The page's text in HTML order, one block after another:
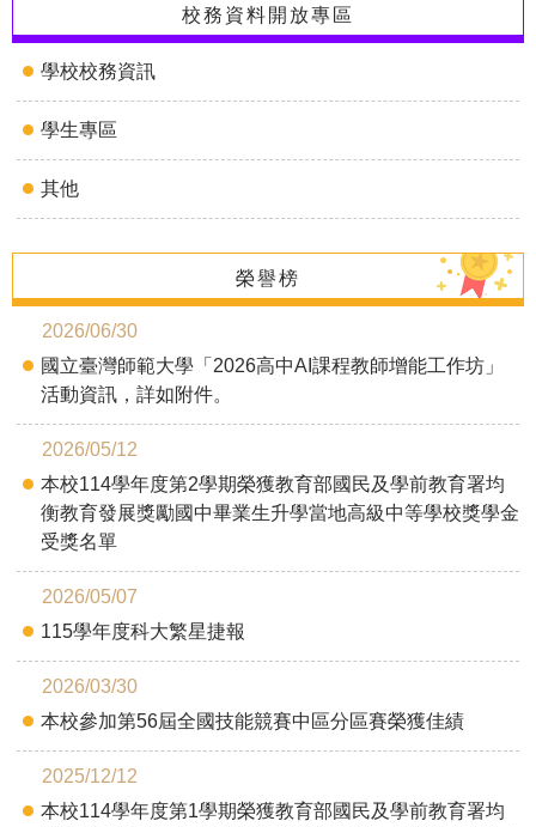
校務資料開放專區
學校校務資訊
學生專區
其他
榮譽榜
2026/06/30
國立臺灣師範大學「2026高中AI課程教師增能工作坊」
活動資訊，詳如附件。
2026/05/12
本校114學年度第2學期榮獲教育部國民及學前教育署均
衡教育發展獎勵國中畢業生升學當地高級中等學校獎學金
受獎名單
2026/05/07
115學年度科大繁星捷報
2026/03/30
本校參加第56屆全國技能競賽中區分區賽榮獲佳績
2025/12/12
本校114學年度第1學期榮獲教育部國民及學前教育署均